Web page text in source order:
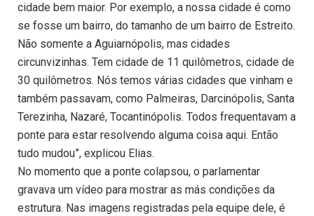
cidade bem maior. Por exemplo, a nossa cidade é como
se fosse um bairro, do tamanho de um bairro de Estreito.
Não somente a Aguiarnópolis, mas cidades
circunvizinhas. Tem cidade de 11 quilômetros, cidade de
30 quilômetros. Nós temos várias cidades que vinham e
também passavam, como Palmeiras, Darcinópolis, Santa
Terezinha, Nazaré, Tocantinópolis. Todos frequentavam a
ponte para estar resolvendo alguma coisa aqui. Então
tudo mudou”, explicou Elias.
No momento que a ponte colapsou, o parlamentar
gravava um vídeo para mostrar as más condições da
estrutura. Nas imagens registradas pela equipe dele, é